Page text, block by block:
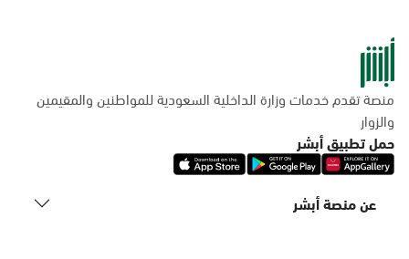
منصة تقدم خدمات وزارة الداخلية السعودية للمواطنين والمقيمين
والزوار
حمل تطبيق أبشر
عن منصة أبشر